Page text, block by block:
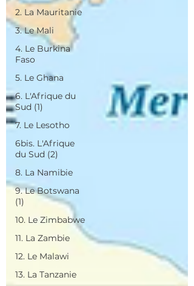
2. La Mauritanie
3. Le Mali
4. Le Burkina
Faso
5. Le Ghana
6. L'Afrique du
Sud (1)
7. Le Lesotho
6bis. L'Afrique
du Sud (2)
8. La Namibie
9. Le Botswana
(1)
10. Le Zimbabwe
11. La Zambie
12. Le Malawi
13. La Tanzanie